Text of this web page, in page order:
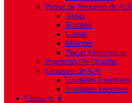
Piezas de Repuesto de A/A
Aspas
Bombas
Lamas
Motores
Placas Electrónicas
Productos De Ocasión
Unidades de A/A
Unidades Exteriores
Unidades Interiores
Contacto 📡